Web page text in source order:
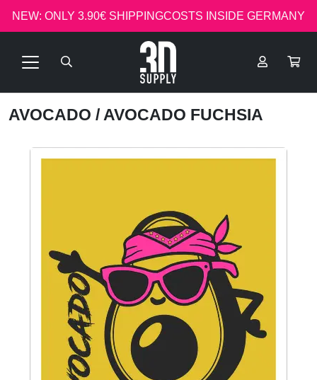
NEW: ONLY 3.90€ SHIPPINGCOSTS INSIDE GERMANY
AVOCADO / AVOCADO FUCHSIA